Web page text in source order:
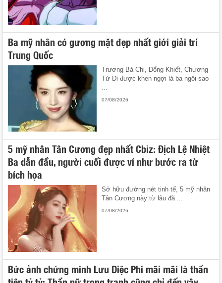
Ba mỹ nhân có gương mặt đẹp nhất giới giải trí
Trung Quốc
Trương Bá Chi, Đổng Khiết, Chương
Tử Di được khen ngợi là ba ngôi sao
07/08/2026
5 mỹ nhân Tân Cương đẹp nhất Cbiz: Địch Lệ Nhiệt
Ba dẫn đầu, người cuối được ví như bước ra từ
bích họa
Sở hữu đường nét tinh tế, 5 mỹ nhân
Tân Cương này từ lâu đã ...
07/08/2026
Bức ảnh chứng minh Lưu Diệc Phi mãi mãi là thần